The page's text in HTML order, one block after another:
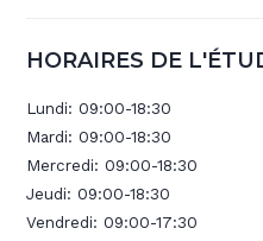
HORAIRES DE
Lundi:09:00-18:30
Mardi:09:00-18:30
Mercredi:09:00-18:30
Jeudi:09:00-18:30
Vendredi:09:00-17:30